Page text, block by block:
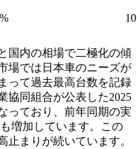
国内の相場で二極化の傾
場では日本車のニーズが
って過去最高台数を記録
協同組合が公表した2025
っており、前年同期の実
増加しています。この
止まりが続いています。